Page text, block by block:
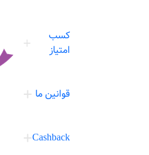
کسب
امتیاز
قوانین ما
Cashback